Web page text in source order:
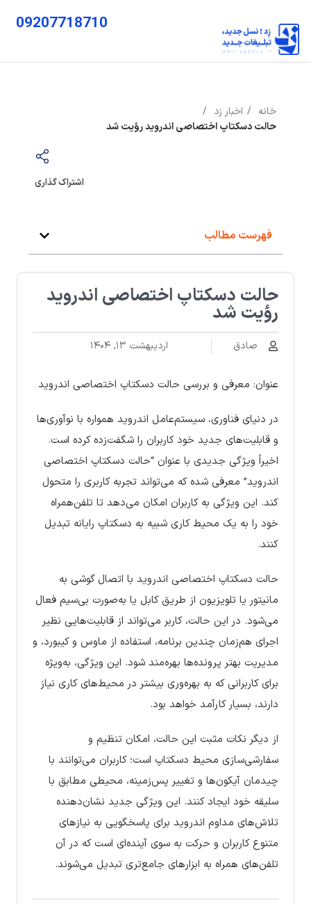
09207718710
خانه
اخبار زد
حالت دسکتاپ اختصاصی اندروید رؤیت شد
اشتراک گذاری
فهرست مطالب
حالت دسکتاپ اختصاصی اندروید
رؤیت شد
صادق اردیبهشت ۱۳, ۱۴۰۴
عنوان: معرفی و بررسی حالت دسکتاپ اختصاصی اندروید
در دنیای فناوری، سیستم‌عامل اندروید همواره با نوآوری‌ها
و قابلیت‌های جدید خود کاربران را شگفت‌زده کرده است.
اخیراً ویژگی جدیدی با عنوان “حالت دسکتاپ اختصاصی
اندروید” معرفی شده که می‌تواند تجربه کاربری را متحول
کند. این ویژگی به کاربران امکان می‌دهد تا تلفن‌همراه
خود را به یک محیط کاری شبیه به دسکتاپ رایانه تبدیل
کنند.
حالت دسکتاپ اختصاصی اندروید با اتصال گوشی به
مانیتور یا تلویزیون از طریق کابل یا به‌صورت بی‌سیم فعال
می‌شود. در این حالت، کاربر می‌تواند از قابلیت‌هایی نظیر
اجرای هم‌زمان چندین برنامه، استفاده از ماوس و کیبورد، و
مدیریت بهتر پرونده‌ها بهره‌مند شود. این ویژگی، به‌ویژه
برای کاربرانی که به بهره‌وری بیشتر در محیط‌های کاری نیاز
دارند، بسیار کارآمد خواهد بود.
از دیگر نکات مثبت این حالت، امکان تنظیم و
سفارشی‌سازی محیط دسکتاپ است؛ کاربران می‌توانند با
چیدمان آیکون‌ها و تغییر پس‌زمینه، محیطی مطابق با
سلیقه خود ایجاد کنند. این ویژگی جدید نشان‌دهنده
تلاش‌های مداوم اندروید برای پاسخگویی به نیازهای
متنوع کاربران و حرکت به سوی آینده‌ای است که در آن
تلفن‌های همراه به ابزارهای جامع‌تری تبدیل می‌شوند.